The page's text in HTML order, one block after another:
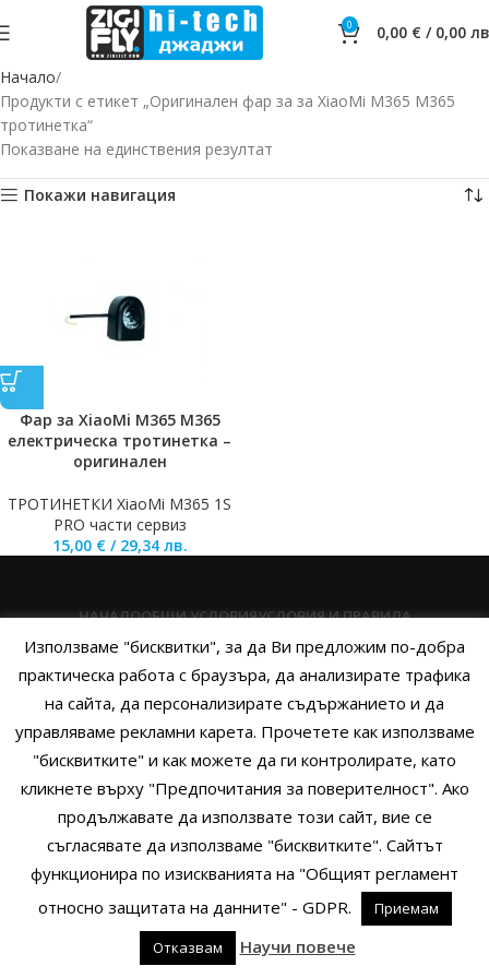
0 0,00 € / 0,00
Начало
Продукти с етикет „Оригинален фар за за XiaoMi M365 М365
тротинетка“
Показване на единствения резултат
Покажи навигация
Фар за XiaoMi M365 М365
електрическа тротинетка –
оригинален
ТРОТИНЕТКИ XiaoMi M365 1S
PRO части сервиз
15,00 € / 29,34 лв.
НАЧАЛООБЩИ УСЛОВИЯУСЛОВИЯ И ПРАВИЛА
ПОЛИТИКА НА БИСКВИТКИТЕПОЛИТИКА ЗА ПОВЕРИТЕЛНОСТ
НАЧИНИ НА ПЛАЩАНЕИЗПРАТЕТЕ ЗАПИТВАНЕ
Copyright © 2014 - 2024 Zigifly.com — Developed byWe Work With
You
Използваме "бисквитки", за да Ви предложим по-добра
практическа работа с браузъра, да анализирате трафика
на сайта, да персонализирате съдържанието и да
управляваме рекламни карета. Прочетете как използваме
"бисквитките" и как можете да ги контролирате, като
кликнете върху "Предпочитания за поверителност". Ако
продължавате да използвате този сайт, вие се
съгласявате да използваме "бисквитките". Сайтът
функционира по изискванията на "Общият регламент
относно защитата на данните" - GDPR.
Приемам
Отказвам
Научи повече